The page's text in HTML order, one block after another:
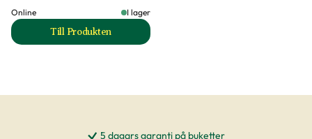
Online
I lager
Till Produkten
till Micro-Drip Startset Buskar & häckar produktsida
5 dagars garanti på buketter